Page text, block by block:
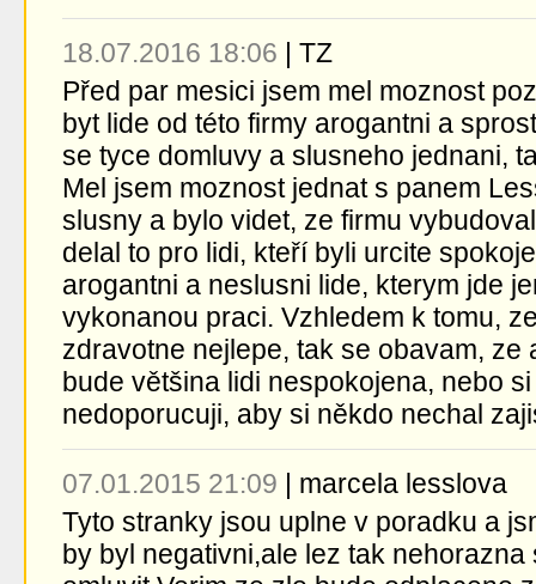
18.07.2016 18:06 | TZ
Před par mesici jsem mel moznost
byt lide od této firmy arogantni a
se tyce domluvy a slusneho jednani,
Mel jsem moznost jednat s panem
slusny a bylo videt, ze firmu
delal to pro lidi, kteří byli urcite
arogantni a neslusni lide, kterym jde
vykonanou praci. Vzhledem k tomu,
zdravotne nejlepe, tak se obavam, ze
bude většina lidi nespokojena, nebo
nedoporucuji, aby si někdo nechal
07.01.2015 21:09 | marcela lesslova
Tyto stranky jsou uplne v poradku a
by byl negativni,ale lez tak